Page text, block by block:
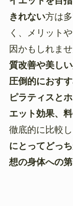
きれない方は
く、メリット
因かもしれま
質改善や美し
圧倒的におす
ピラティスと
エット効果、
徹底的に比較
にとってどっ
想の身体への